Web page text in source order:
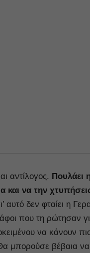
αντίλογος. Πουλάει
να την
αυτό δεν φταίει η
που τη ρώτησαν
να κάνουν
μπορούσε βέβαια να